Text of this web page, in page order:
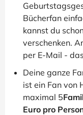
Bücherfan
kannst du
verschenken.
per E-Mail -
Deine ganze
ist ein Fan von
maximal 5
Euro pro